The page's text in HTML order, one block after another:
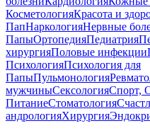
КосметологияКрасота и
ПапНаркологияНервные
ПапыОртопедияПедиатрия
хирургияПоловые инфекции
ПсихологияПсихология для
ПапыПульмонология
мужчиныСексологияСпорт,
ПитаниеСтоматология
андрологияХирургия